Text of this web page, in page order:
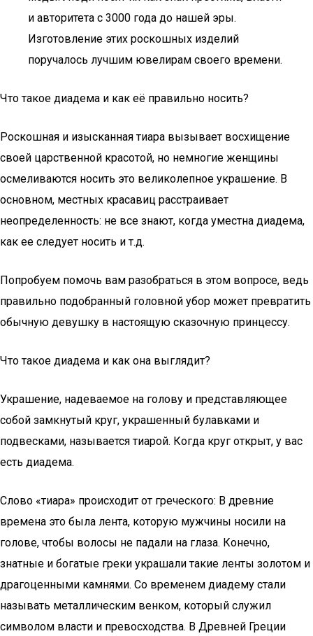
и авторитета с 3000 года до нашей эры.
Изготовление этих роскошных изделий
поручалось лучшим ювелирам своего времени.
Что такое диадема и как её правильно носить?
Роскошная и изысканная тиара вызывает восхищение
своей царственной красотой, но немногие женщины
осмеливаются носить это великолепное украшение. В
основном, местных красавиц расстраивает
неопределенность: не все знают, когда уместна диадема,
как ее следует носить и т.д.
Попробуем помочь вам разобраться в этом вопросе, ведь
правильно подобранный головной убор может превратить
обычную девушку в настоящую сказочную принцессу.
Что такое диадема и как она выглядит?
Украшение, надеваемое на голову и представляющее
собой замкнутый круг, украшенный булавками и
подвесками, называется тиарой. Когда круг открыт, у вас
есть диадема.
Слово «тиара» происходит от греческого: В древние
времена это была лента, которую мужчины носили на
голове, чтобы волосы не падали на глаза. Конечно,
знатные и богатые греки украшали такие ленты золотом и
драгоценными камнями. Со временем диадему стали
называть металлическим венком, который служил
символом власти и превосходства. В Древней Греции